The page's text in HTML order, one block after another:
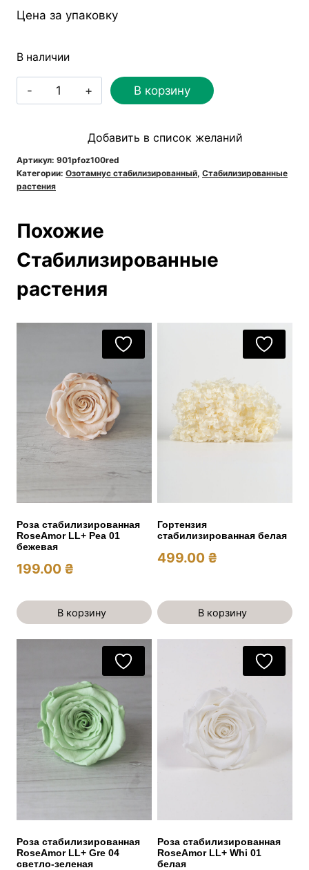
Цена за упаковку
В наличии
Количество
товара
стабилизированный
красный
В корзину
Добавить в список желаний
Артикул: 901pfoz100red
Категории: Озотамнус cтабилизированный, Стабилизированные
растения
Похожие
Стабилизированные
растения
Роза стабилизированная
RoseAmor LL+ Pea 01
бежевая
199.00 ₴
В корзину
Гортензия
стабилизированная белая
499.00 ₴
В корзину
Роза стабилизированная
RoseAmor LL+ Gre 04
светло-зеленая
Роза стабилизированная
RoseAmor LL+ Whi 01
белая